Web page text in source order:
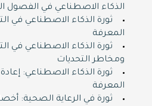
الذكاء الاصطناعي في الفصول
ثورة الذكاء الاصطناعي في
المعرفة
ثورة الذكاء الاصطناعي في
ومخاطر التحديات
ثورة الذكاء الاصطناعي:
المعرفة
ثورة في الرعاية الصحية: